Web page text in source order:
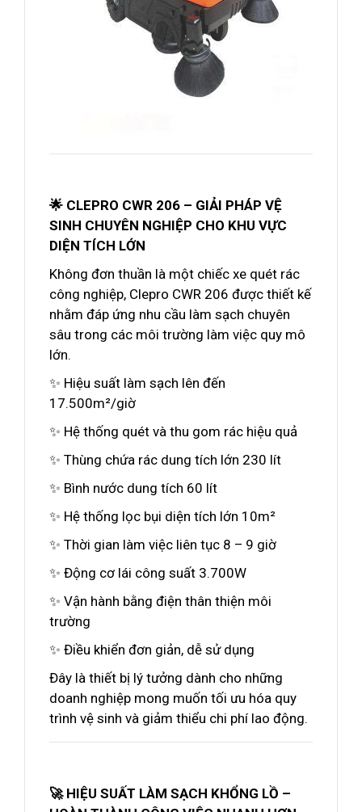
🌟 CLEPRO CWR 206 – GIẢI PHÁP VỆ
SINH CHUYÊN NGHIỆP CHO KHU VỰC
DIỆN TÍCH LỚN
Không đơn thuần là một chiếc xe quét rác
công nghiệp, Clepro CWR 206 được thiết kế
nhằm đáp ứng nhu cầu làm sạch chuyên
sâu trong các môi trường làm việc quy mô
lớn.
✨ Hiệu suất làm sạch lên đến
17.500m²/giờ
✨ Hệ thống quét và thu gom rác hiệu quả
✨ Thùng chứa rác dung tích lớn 230 lít
✨ Bình nước dung tích 60 lít
✨ Hệ thống lọc bụi diện tích lớn 10m²
✨ Thời gian làm việc liên tục 8 – 9 giờ
✨ Động cơ lái công suất 3.700W
✨ Vận hành bằng điện thân thiện môi
trường
✨ Điều khiển đơn giản, dễ sử dụng
Đây là thiết bị lý tưởng dành cho những
doanh nghiệp mong muốn tối ưu hóa quy
trình vệ sinh và giảm thiểu chi phí lao động.
🚀 HIỆU SUẤT LÀM SẠCH KHỔNG LỒ –